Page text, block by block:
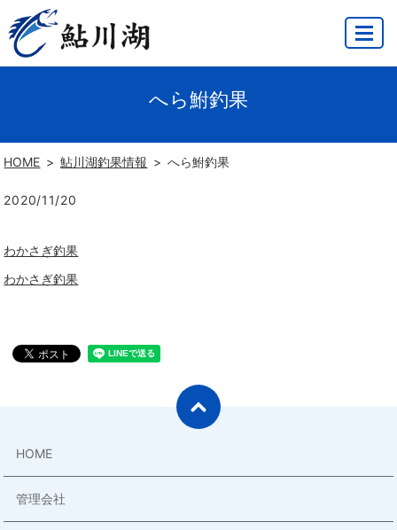
MENU
へら鮒釣果
HOME 鮎川湖釣果情報 へら鮒釣果
2020/11/20
わかさぎ釣果
わかさぎ釣果
HOME
管理会社